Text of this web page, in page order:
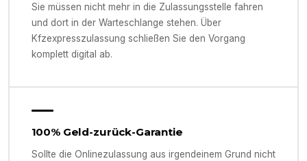
Sie müssen nicht mehr in die Zulassungsstelle fahren
und dort in der Warteschlange stehen. Über
Kfzexpresszulassung schließen Sie den Vorgang
komplett digital ab.
100% Geld-zurück-Garantie
Sollte die Onlinezulassung aus irgendeinem Grund nicht